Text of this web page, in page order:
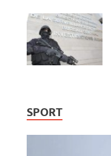
SPORT